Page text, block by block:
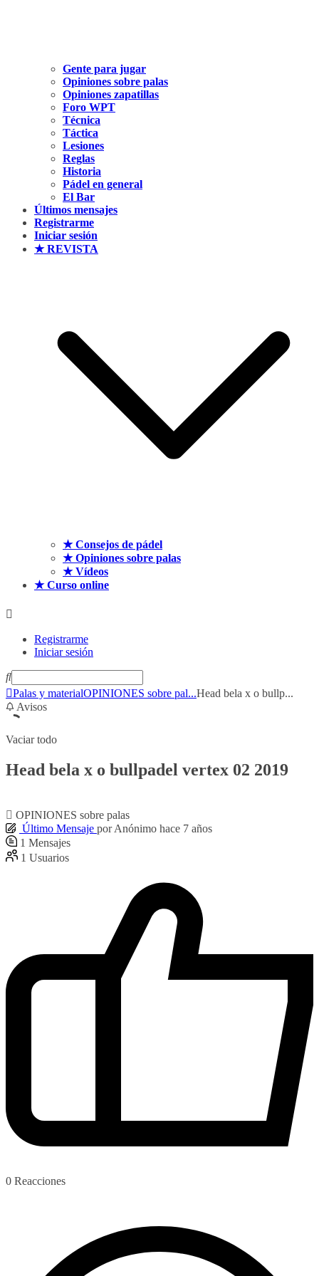
Gente para jugar
Opiniones sobre palas
Opiniones zapatillas
Foro WPT
Técnica
Táctica
Lesiones
Reglas
Historia
Pádel en general
El Bar
Últimos mensajes
Registrarme
Iniciar sesión
★ REVISTA
★ Consejos de pádel
★ Opiniones sobre palas
★ Vídeos
★ Curso online
Registrarme
Iniciar sesión
Palas y materialOPINIONES sobre pal...Head bela x o bullp...
Avisos
Vaciar todo
Head bela x o bullpadel vertex 02 2019
OPINIONES sobre palas
Último Mensaje por Anónimo hace 7 años
1 Mensajes
1 Usuarios
0 Reacciones